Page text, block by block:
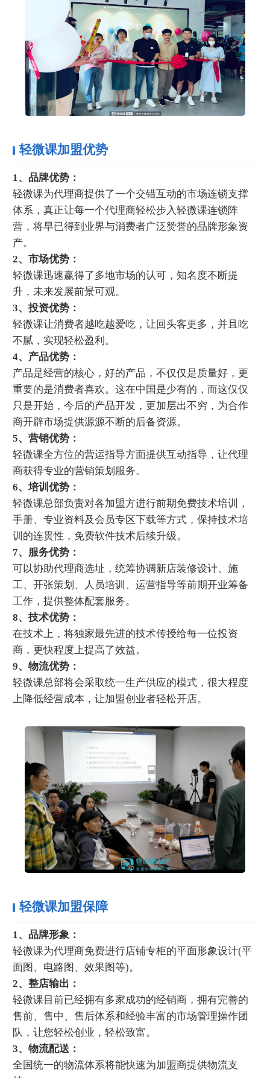
轻微课加盟优势
1、品牌优势：
轻微课为代理商提供了一个交错互动的市场连锁支撑
体系，真正让每一个代理商轻松步入轻微课连锁阵
营，将早已得到业界与消费者广泛赞誉的品牌形象资
产。
2、市场优势：
轻微课迅速赢得了多地市场的认可，知名度不断提
升，未来发展前景可观。
3、投资优势：
轻微课让消费者越吃越爱吃，让回头客更多，并且吃
不腻，实现轻松盈利。
4、产品优势：
产品是经营的核心，好的产品，不仅仅是质量好，更
重要的是消费者喜欢。这在中国是少有的，而这仅仅
只是开始，今后的产品开发，更加层出不穷，为合作
商开辟市场提供源源不断的后备资源。
5、营销优势：
轻微课全方位的营运指导方面提供互动指导，让代理
商获得专业的营销策划服务。
6、培训优势：
轻微课总部负责对各加盟方进行前期免费技术培训，
手册、专业资料及会员专区下载等方式，保持技术培
训的连贯性，免费软件技术后续升级。
7、服务优势：
可以协助代理商选址，统筹协调新店装修设计、施
工、开张策划、人员培训、运营指导等前期开业筹备
工作，提供整体配套服务。
8、技术优势：
在技术上，将独家最先进的技术传授给每一位投资
商，更快程度上提高了效益。
9、物流优势：
轻微课总部将会采取统一生产供应的模式，很大程度
上降低经营成本，让加盟创业者轻松开店。
轻微课加盟保障
1、品牌形象：
轻微课为代理商免费进行店铺专柜的平面形象设计(平
面图、电路图、效果图等)。
2、整店输出：
轻微课目前已经拥有多家成功的经销商，拥有完善的
售前、售中、售后体系和经验丰富的市场管理操作团
队，让您轻松创业，轻松致富。
3、物流配送：
全国统一的物流体系将能快速为加盟商提供物流支